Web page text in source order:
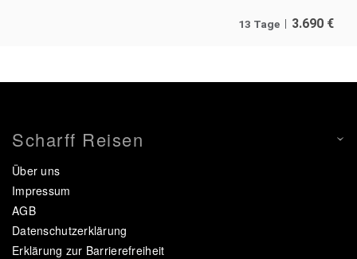
13 Tage 3.690 €
Scharff Reisen
Über uns
Impressum
AGB
Datenschutzerklärung
Erklärung zur Barrierefreiheit